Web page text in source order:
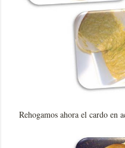
Rehogamos ahora el cardo en